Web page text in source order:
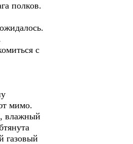
полков.
с
мимо.
влажный
газовый